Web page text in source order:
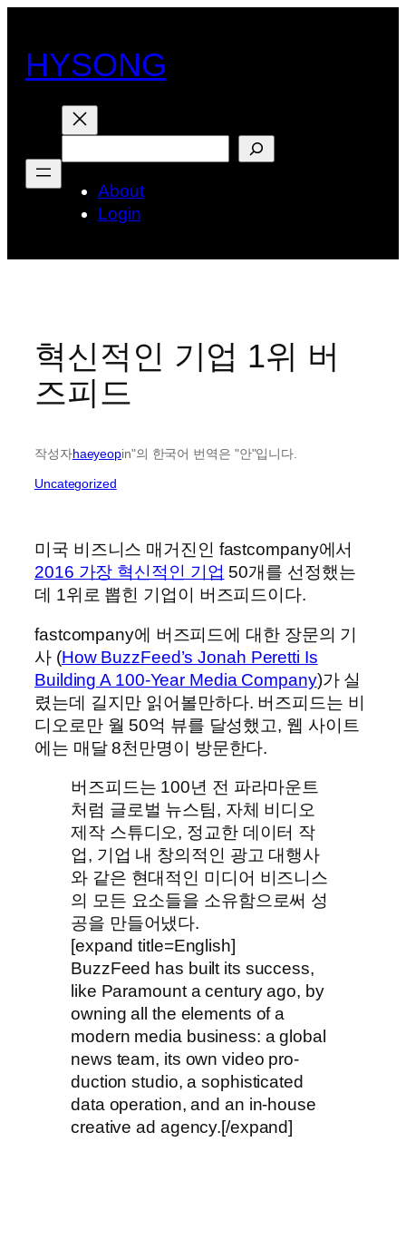
HYSONG
색
About
Login
혁신적인 기업 1위 버
즈피드
작성자haeyeopin"의 한국어 번역은 "안"입니다.
Uncategorized
미국 비즈니스 매거진인 fastcompany에서
2016 가장 혁신적인 기업 50개를 선정했는
데 1위로 뽑힌 기업이 버즈피드이다.
fastcompany에 버즈피드에 대한 장문의 기
사 (How BuzzFeed’s Jonah Peretti Is
Building A 100-Year Media Company)가 실
렸는데 길지만 읽어볼만하다. 버즈피드는 비
디오로만 월 50억 뷰를 달성했고, 웹 사이트
에는 매달 8천만명이 방문한다.
버즈피드는 100년 전 파라마운트
처럼 글로벌 뉴스팀, 자체 비디오
제작 스튜디오, 정교한 데이터 작
업, 기업 내 창의적인 광고 대행사
와 같은 현대적인 미디어 비즈니스
의 모든 요소들을 소유함으로써 성
공을 만들어냈다.
[expand title=English]
BuzzFeed has built its success,
like Paramount a century ago, by
owning all the elements of a
modern media business: a global
news team, its own video pro­
duction studio, a sophisticated
data operation, and an in-house
creative ad agency.[/expand]